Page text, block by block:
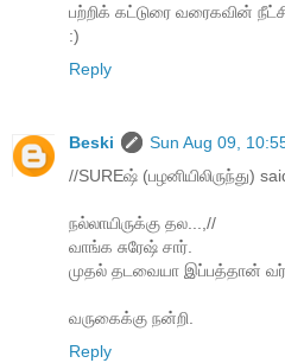
பற்றிக் கட்டுரை வரைகவின்
:)
Reply
Beski
Sun Aug 09,
//SUREஷ் (பழனியிலிருந்து)
நல்லாயிருக்கு தல...,//
வாங்க சுரேஷ் சார்.
முதல் தடவையா இப்பத்தான்
வருகைக்கு நன்றி.
Reply